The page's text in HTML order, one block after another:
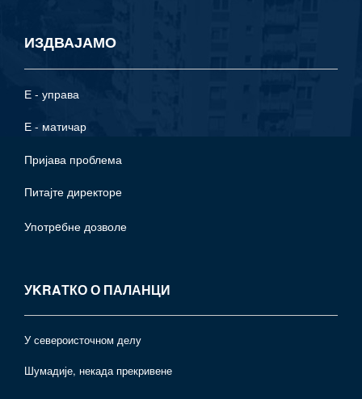
ИЗДВАЈАМО
Е - управа
Е - матичар
Пријава проблема
Питајте директоре
Употрeбне дозволе
УKRAТКО О ПАЛАНЦИ
У североисточном делу
Шумадије, некада прекривене